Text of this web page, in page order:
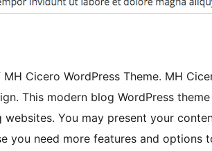
Cicero WordPress Theme. MH
This modern blog WordPress
You may present your
you need more features and options